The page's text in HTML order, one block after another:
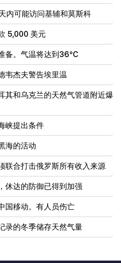
家税收委员会提起诉讼
有逮捕行动
些地址将在很长一段时间内
内可能访问基辅和莫斯科
5,000 美元
备。气温将达到36°C
韦杰夫警告埃里温
其和乌克兰的天然气管道附近爆
峡提出条件
海的活动
联合打击俄罗斯所有收入来源
休达的防御已得到加强
国移动。有人员伤亡
录的冬季储存天然气量